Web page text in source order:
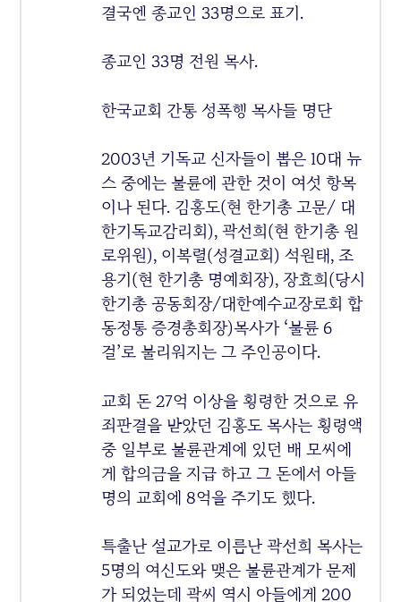
결국엔 종교인 33명으로 표기.
종교인 33명 전원 목사.
한국교회 간통 성폭행 목사들 명단
2003년 기독교 신자들이 뽑은 10대 뉴
스 중에는 불륜에 관한 것이 여섯 항목
이나 된다. 김홍도(현 한기총 고문/ 대
한기독교감리회), 곽선희(현 한기총 원
로위원), 이복렬(성결교회) 석원태, 조
용기(현 한기총 명예회장), 장효희(당시
한기총 공동회장/대한예수교장로회 합
동정통 증경총회장)목사가 ‘불륜 6
걸’로 불리워지는 그 주인공이다.
교회 돈 27억 이상을 횡령한 것으로 유
죄판결을 받았던 김홍도 목사는 횡령액
중 일부로 불륜관계에 있던 배 모씨에
게 합의금을 지급 하고 그 돈에서 아들
명의 교회에 8억을 주기도 했다.
특출난 설교가로 이름난 곽선희 목사는
5명의 여신도와 맺은 불륜관계가 문제
가 되었는데 곽씨 역시 아들에게 200